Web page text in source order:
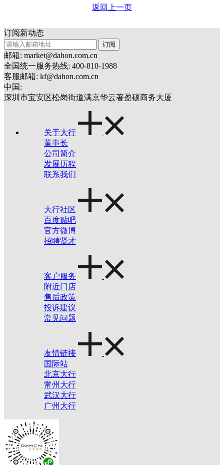
返回上一页
订阅新动态
订阅
邮箱: market@dahon.com.cn
全国统一服务热线: 400-810-1988
客服邮箱: kf@dahon.com.cn
中国:
深圳市宝安区松岗街道满京华云著盈硕商务大厦
关于大行
董事长
公司简介
发展历程
联系我们
大行社区
百度贴吧
官方微博
招聘贤才
客户服务
附近门店
售后政策
投诉建议
常见问题
友情链接
国际站
北京大行
常州大行
武汉大行
广州大行